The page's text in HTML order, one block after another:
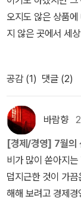
렇다. 우리는 숲과
를 입힌다. 자연을
보로 출퇴근하면
다.데이비드 오언은
reenMetropolis)』
둘러싸여살자고 주
다. 저밀도지역은
너지가 필요하다.
으나 교외 주택들
이 교실에서만 습
연사 기행>(한겨
기자로 <생명과
력이 있다. 새로
연구 성과를 인터뷰
잘 어우러져 우리
다.7.예술이주은교
화로 보는 아시아
를 통해 아시아 각
번엔 스크린 속 재
네마 온더로드>는
를 바라보는 길을
기 때문이다.<도시
도시사학회에서 펴
좀더 구체적인 도
요 도시들의 기원
이 같은 동아시아
고 시카고 같은 서
히 도시에 그치지 것
를 갖는다. “역사의
에서 그렇다. ‘서
의 <서울은 깊다
깊다’.도시는 깊고
은 아닐 것이다.
신흥경제국의 부상
글레이저/이진원(
를 몸서리치게 깨
간. 이제 도시화는
발명품이라고 호기
을 이루고 있는 회
시 구현이 가능한
도시의 새로운 가
오지도 않은 상품
지 않은 곳에서 세
등이 있을때만 살
로운 사실을 알게
째 도시에서만 살
버렸다. 물론 도시
함께 했을 뿐이겠
어떤 내용일지 기
는데 가만히 생각
추고 질러버리게 되
공감 (1) 댓글 (2)
바람향
[경제/경영] 7월의
비가 많이 쏟아지
덥지근한 것이 가
해해 보려고 경제